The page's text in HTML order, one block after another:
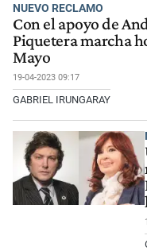
NUEVO RECLAMO
Con el apoyo de
Piquetera marcha
Mayo
19-04-2023 09:17
GABRIEL IRUNGARAY